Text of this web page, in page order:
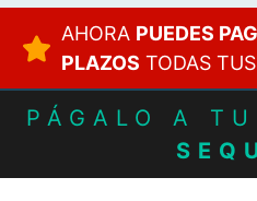
AHORA PUEDES
PLAZOS TODAS
PÁGALO A